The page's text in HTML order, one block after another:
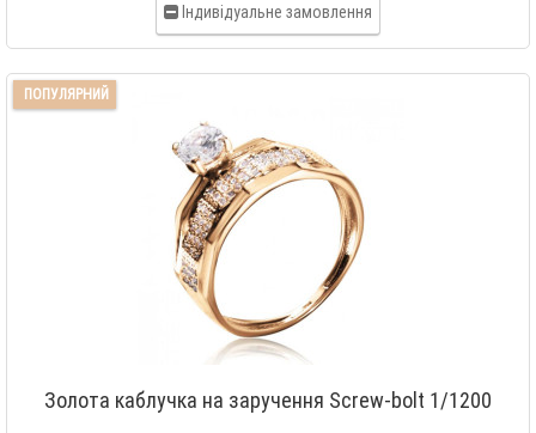
Індивідуальне замовлення
ПОПУЛЯРНИЙ
Золота каблучка на заручення Screw-bolt 1/1200